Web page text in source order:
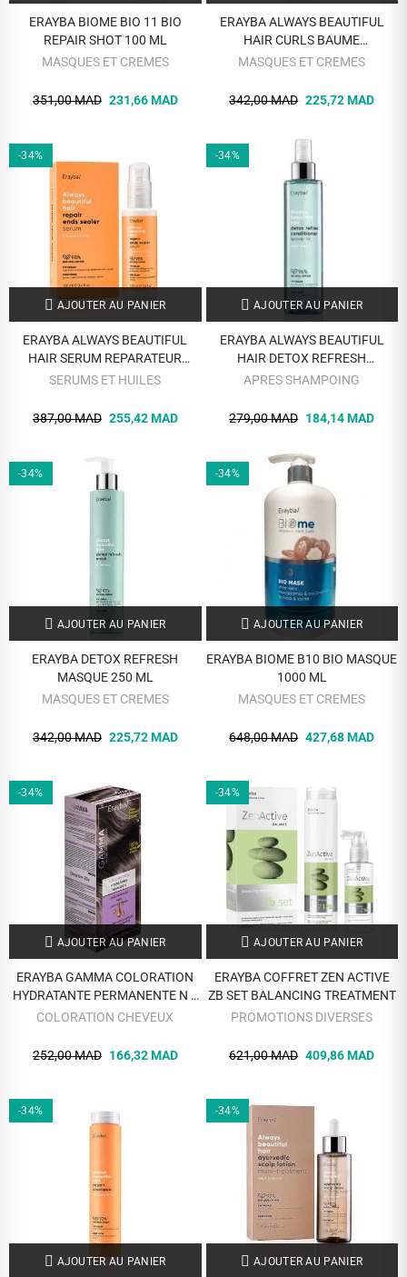
ERAYBA BIOME BIO 11 BIO
REPAIR SHOT 100 ML
MASQUES ET CREMES
351,00 MAD 231,66 MAD
ERAYBA ALWAYS BEAUTIFUL
HAIR CURLS BAUME
DEFINISSEUR DE BOUCLE 150 ML
MASQUES ET CREMES
342,00 MAD 225,72 MAD
-34%
AJOUTER AU PANIER
ERAYBA ALWAYS BEAUTIFUL
HAIR SERUM REPARATEUR
POINTES ABIMES 100 ML
SERUMS ET HUILES
387,00 MAD 255,42 MAD
-34%
AJOUTER AU PANIER
ERAYBA ALWAYS BEAUTIFUL
HAIR DETOX REFRESH
CONDITIONNER 200 ML
APRES SHAMPOING
279,00 MAD 184,14 MAD
-34%
AJOUTER AU PANIER
ERAYBA DETOX REFRESH
MASQUE 250 ML
MASQUES ET CREMES
342,00 MAD 225,72 MAD
-34%
AJOUTER AU PANIER
ERAYBA BIOME B10 BIO MASQUE
1000 ML
MASQUES ET CREMES
648,00 MAD 427,68 MAD
-34%
AJOUTER AU PANIER
ERAYBA GAMMA COLORATION
HYDRATANTE PERMANENTE N 1
NOIR NATUREL
COLORATION CHEVEUX
252,00 MAD 166,32 MAD
-34%
AJOUTER AU PANIER
ERAYBA COFFRET ZEN ACTIVE
ZB SET BALANCING TREATMENT
PROMOTIONS DIVERSES
621,00 MAD 409,86 MAD
-34%
AJOUTER AU PANIER
-34%
AJOUTER AU PANIER